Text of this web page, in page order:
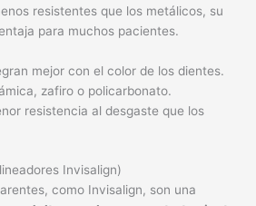
resistentes que los metálicos, su
para muchos pacientes.
mejor con el color de los dientes.
zafiro o policarbonato.
resistencia al desgaste que los
Invisalign)
como Invisalign, son una